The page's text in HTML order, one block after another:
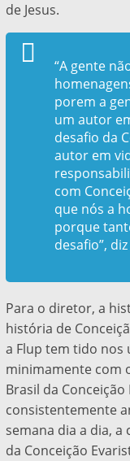
de Jesus.
“A gente
porem a
um autor
desafio da
autor em
com
que nós a
porque
desafio”,
Para o diretor, a
história de
a Flup tem tido nos
minimamente com
Brasil da
consistentemente
semana dia a dia,
da Conceição